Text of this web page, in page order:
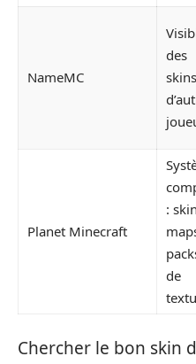
NameMC
des
skins
Planet Minecraft
:
de
Chercher le bon skin